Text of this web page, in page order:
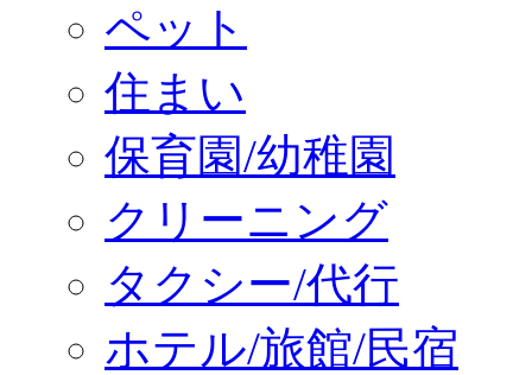
ペット
住まい
保育園/幼稚園
クリーニング
タクシー/代行
ホテル/旅館/民宿